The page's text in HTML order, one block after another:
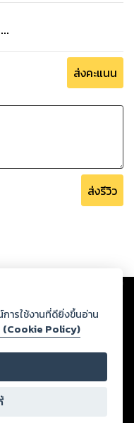
ส่งคะแนน
ส่งรีวิว
ปรากฏว่าละเมิดสิทธิใน
ายและศีลธรรม ดังนั้น ผู้อ่าน
นเอง และหากท่านพบว่าส่วน
ายังบริษัท เพื่อทีมงานจะได้
ลิขสิทธิ์ตามพระราชบัญญัติ
ารใช้งานที่ดียิ่งขึ้นอ่าน
(Cookie Policy)